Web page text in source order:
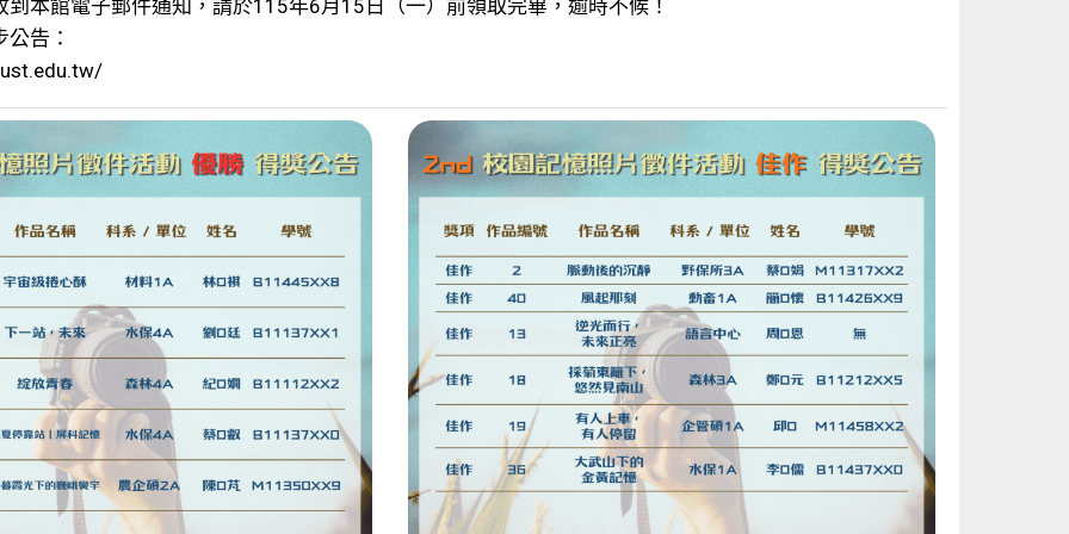
到本館電子郵件通知，請於115年6月15日（一）前領取完畢，逾時不候！
告：